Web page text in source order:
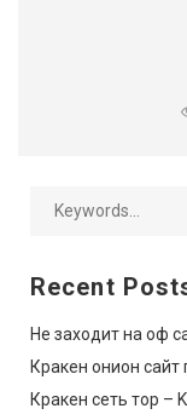
Recent
Не заходит на оф
Кракен онион сайт
Кракен сеть тор –